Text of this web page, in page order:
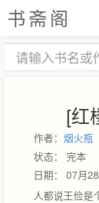
书斋阁
[红
作者： 烟火瓶
状态： 完本
日期： 07月
人都说王俭是